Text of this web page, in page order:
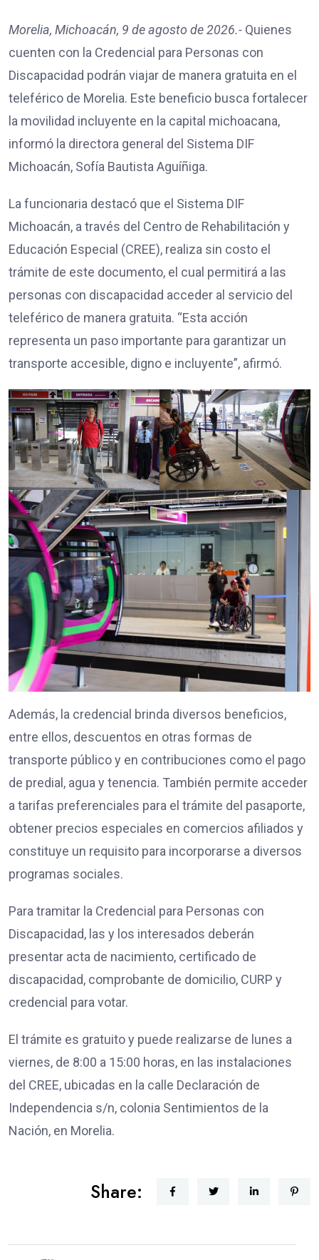
Morelia, Michoacán, 9 de agosto de 2026.- Quienes
cuenten con la Credencial para Personas con
Discapacidad podrán viajar de manera gratuita en el
teleférico de Morelia. Este beneficio busca fortalecer
la movilidad incluyente en la capital michoacana,
informó la directora general del Sistema DIF
Michoacán, Sofía Bautista Aguíñiga.
La funcionaria destacó que el Sistema DIF
Michoacán, a través del Centro de Rehabilitación y
Educación Especial (CREE), realiza sin costo el
trámite de este documento, el cual permitirá a las
personas con discapacidad acceder al servicio del
teleférico de manera gratuita. “Esta acción
representa un paso importante para garantizar un
transporte accesible, digno e incluyente”, afirmó.
Además, la credencial brinda diversos beneficios,
entre ellos, descuentos en otras formas de
transporte público y en contribuciones como el pago
de predial, agua y tenencia. También permite acceder
a tarifas preferenciales para el trámite del pasaporte,
obtener precios especiales en comercios afiliados y
constituye un requisito para incorporarse a diversos
programas sociales.
Para tramitar la Credencial para Personas con
Discapacidad, las y los interesados deberán
presentar acta de nacimiento, certificado de
discapacidad, comprobante de domicilio, CURP y
credencial para votar.
El trámite es gratuito y puede realizarse de lunes a
viernes, de 8:00 a 15:00 horas, en las instalaciones
del CREE, ubicadas en la calle Declaración de
Independencia s/n, colonia Sentimientos de la
Nación, en Morelia.
Share: